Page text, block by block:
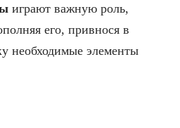
играют важную роль,
его, привнося в
необходимые элементы